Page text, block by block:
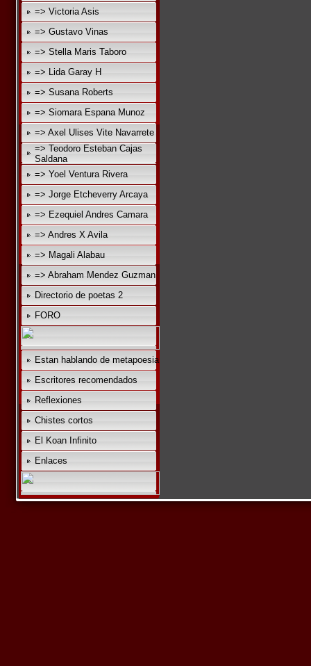
=> Victoria Asis
=> Gustavo Vinas
=> Stella Maris Taboro
=> Lida Garay H
=> Susana Roberts
=> Siomara Espana Munoz
=> Axel Ulises Vite Navarrete
=> Teodoro Esteban Cajas
Saldana
=> Yoel Ventura Rivera
=> Jorge Etcheverry Arcaya
=> Ezequiel Andres Camara
=> Andres X Avila
=> Magali Alabau
=> Abraham Mendez Guzman
Directorio de poetas 2
FORO
Estan hablando de metapoesia
Escritores recomendados
Reflexiones
Chistes cortos
El Koan Infinito
Enlaces